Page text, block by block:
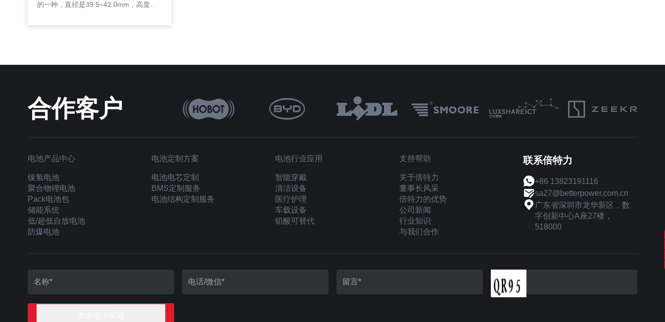
的一种，直径是39.5~42.0mm，高度
合作客户
电池产品中心
镍氢电池
聚合物锂电池
Pack电池包
储能系统
低/超低自放电池
防爆电池
电池定制方案
电池电芯定制
BMS定制服务
电池结构定制服务
电池行业应用
智能穿戴
清洁设备
医疗护理
车载设备
铅酸可替代
支持帮助
关于倍特力
董事长风采
倍特力的优势
公司新闻
行业知识
与我们合作
联系倍特力
+86 13823191116
sa27@betterpower.com.cn
广东省深圳市龙华新区，数
字创新中心A座27楼，
518000